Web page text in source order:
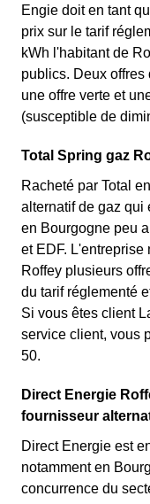
Engie doit en tant
prix sur le tarif
kWh l'habitant de
publics. Deux offres
une offre verte et
(susceptible de
Total Spring gaz
Racheté par Total
alternatif de gaz qui
en Bourgogne peu
et EDF.
Roffey plusieurs
du tarif réglementé
Si vous êtes client
service client, vous
50.
Direct Energie
fournisseur
Direct Energie est
notamment en
concurrence du